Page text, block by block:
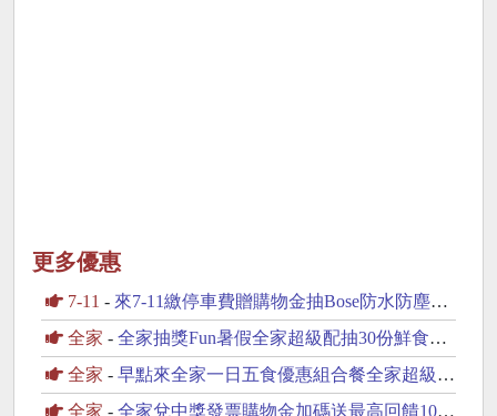
更多優惠
7-11 - 來7-11繳停車費贈購物金抽Bose防水防塵藍芽喇叭
全家 - 全家抽獎Fun暑假全家超級配抽30份鮮食咖啡飲品
全家 - 早點來全家一日五食優惠組合餐全家超級配抽30份鮮食
全家 - 全家兌中獎發票購物金加碼送最高回饋100元購物金